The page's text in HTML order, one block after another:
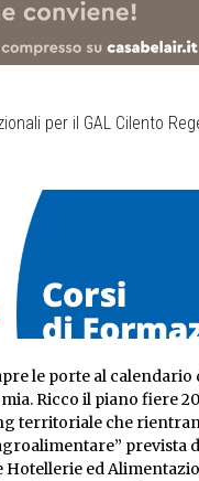
le porte al
Ricco il piano fiere
territoriale che
prevista
ed